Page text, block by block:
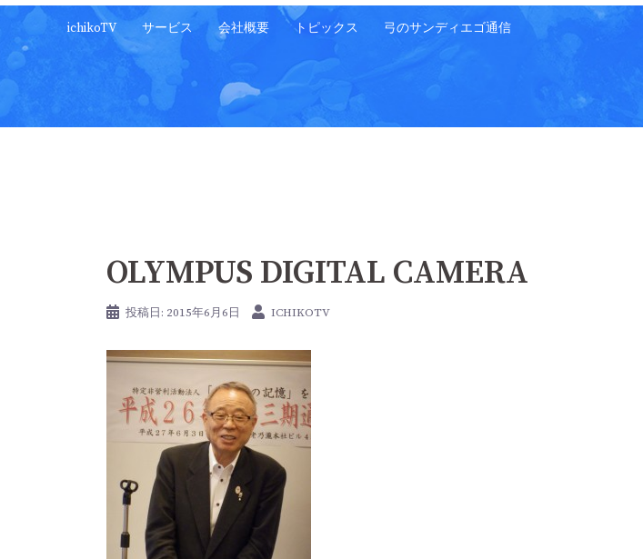
ichikoTV サービス 会社概要 トピックス 弓のサンディエゴ通信
OLYMPUS DIGITAL CAMERA
投稿日: 2015年6月6日 ICHIKOTV